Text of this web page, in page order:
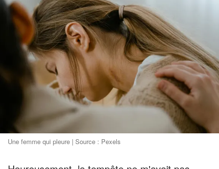
Une femme qui pleure | Source : Pexels